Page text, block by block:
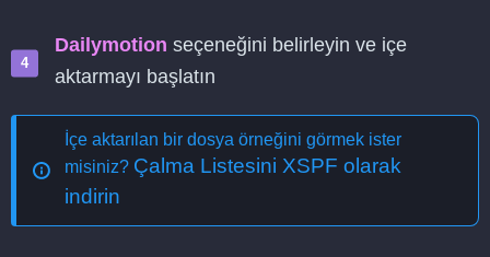
Dailymotion seçeneğini belirleyin ve içe
aktarmayı başlatın
İçe aktarılan bir dosya örneğini görmek ister
misiniz? Çalma Listesini XSPF olarak
indirin